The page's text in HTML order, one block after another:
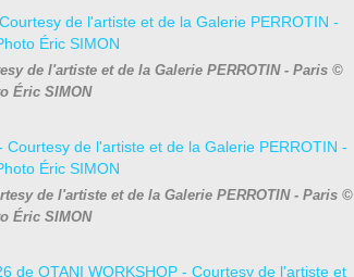
de l'artiste et de la Galerie PERROTIN - Paris ©
Éric SIMON
de l'artiste et de la Galerie PERROTIN - Paris ©
Éric SIMON